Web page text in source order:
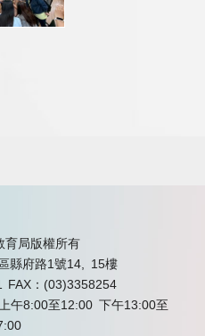
育局版權所有
縣府路1號14, 15樓
FAX：(03)3358254
午8:00至12:00 下午13:00至